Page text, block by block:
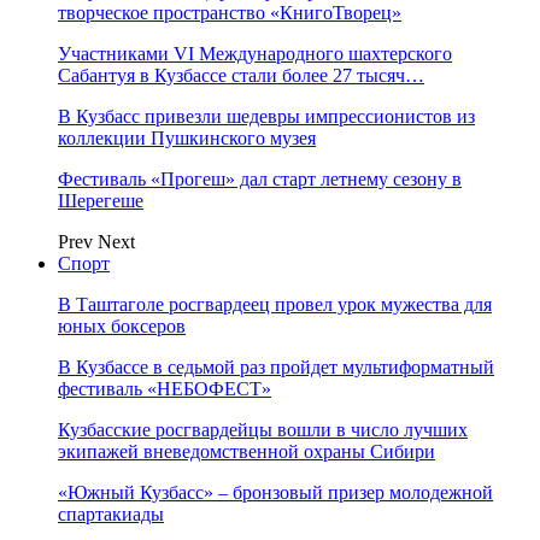
творческое пространство «КнигоТворец»
Участниками VI Международного шахтерского
Сабантуя в Кузбассе стали более 27 тысяч…
В Кузбасс привезли шедевры импрессионистов из
коллекции Пушкинского музея
Фестиваль «Прогеш» дал старт летнему сезону в
Шерегеше
Prev Next
Спорт
В Таштаголе росгвардеец провел урок мужества для
юных боксеров
В Кузбассе в седьмой раз пройдет мультиформатный
фестиваль «НЕБОФЕСТ»
Кузбасские росгвардейцы вошли в число лучших
экипажей вневедомственной охраны Сибири
«Южный Кузбасс» – бронзовый призер молодежной
спартакиады